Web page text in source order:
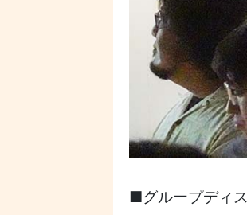
■グループディ